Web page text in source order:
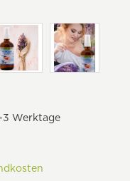
3 Werktage